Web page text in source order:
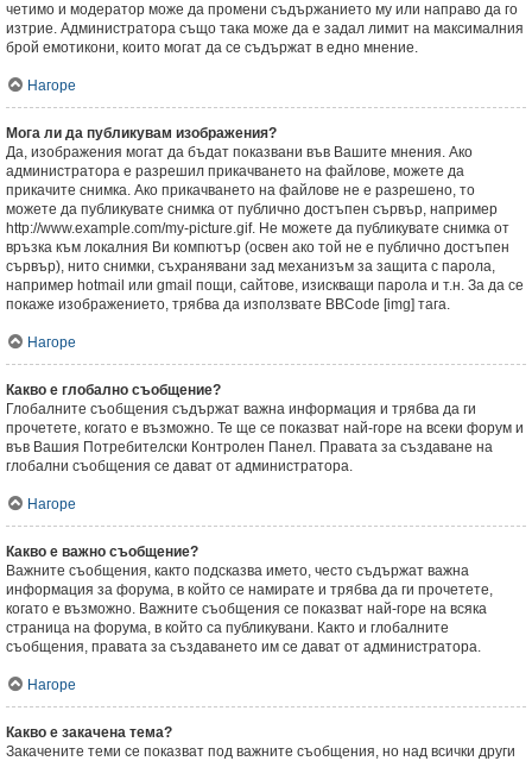
четимо и модератор може да промени съдържанието му или направо да го
изтрие. Администратора също така може да е задал лимит на максималния
брой емотикони, които могат да се съдържат в едно мнение.
Нагоре
Мога ли да публикувам изображения?
Да, изображения могат да бъдат показвани във Вашите мнения. Ако
администратора е разрешил прикачването на файлове, можете да
прикачите снимка. Ако прикачването на файлове не е разрешено, то
можете да публикувате снимка от публично достъпен сървър, например
http://www.example.com/my-picture.gif. Не можете да публикувате снимка от
връзка към локалния Ви компютър (освен ако той не е публично достъпен
сървър), нито снимки, съхранявани зад механизъм за защита с парола,
например hotmail или gmail пощи, сайтове, изискващи парола и т.н. За да се
покаже изображението, трябва да използвате BBCode [img] тага.
Нагоре
Какво е глобално съобщение?
Глобалните съобщения съдържат важна информация и трябва да ги
прочетете, когато е възможно. Те ще се показват най-горе на всеки форум и
във Вашия Потребителски Контролен Панел. Правата за създаване на
глобални съобщения се дават от администратора.
Нагоре
Какво е важно съобщение?
Важните съобщения, както подсказва името, често съдържат важна
информация за форума, в който се намирате и трябва да ги прочетете,
когато е възможно. Важните съобщения се показват най-горе на всяка
страница на форума, в който са публикувани. Както и глобалните
съобщения, правата за създаването им се дават от администратора.
Нагоре
Какво е закачена тема?
Закачените теми се показват под важните съобщения, но над всички други